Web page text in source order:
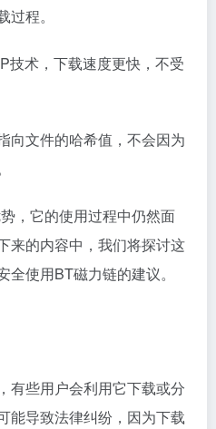
程。
技术，下载速度更快，不受
向文件的哈希值，不会因为
，它的使用过程中仍然面
来的内容中，我们将探讨这
使用BT磁力链的建议。
有些用户会利用它下载或分
能导致法律纠纷，因为下载